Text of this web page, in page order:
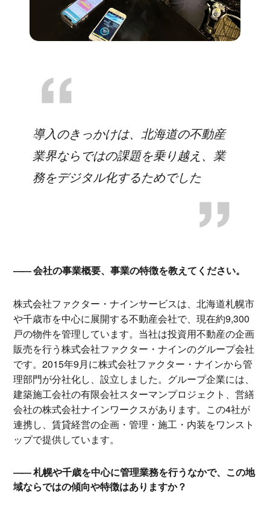
導入のきっかけは、北海道の不動産
業界ならではの課題を乗り越え、業
務をデジタル化するためでした
会社の事業概要、事業の特徴を教えてください。
株式会社ファクター・ナインサービスは、北海道札幌市
や千歳市を中心に展開する不動産会社で、現在約9,300
戸の物件を管理しています。当社は投資用不動産の企画
販売を行う株式会社ファクター・ナインのグループ会社
です。2015年9月に株式会社ファクター・ナインから管
理部門が分社化し、設立しました。グループ企業には、
建築施工会社の有限会社スターマンプロジェクト、営繕
会社の株式会社ナインワークスがあります。この4社が
連携し、賃貸経営の企画・管理・施工・内装をワンスト
ップで提供しています。
札幌や千歳を中心に管理業務を行うなかで、この地
域ならではの傾向や特徴はありますか？